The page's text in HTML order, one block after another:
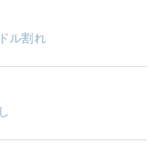
ル割れ